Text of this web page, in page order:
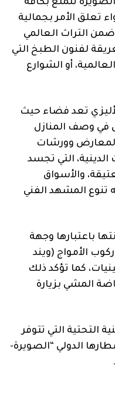
تعلق الأمر بجمالية
ضمن التراث العالمي
لفنون الطبخ التي
أو الشوارع
تعد فضاء حيث
في وصف المنازل
والمعارض وورشات
الدينية، التي تجسد
والأسواق
تنوع المشهد الفني
باعتبارها وجهة
الأمواج (ويند
كما تؤكد ذلك
المشي بزيارة
التحتية التي تتوفر
الدولي “الصويرة-